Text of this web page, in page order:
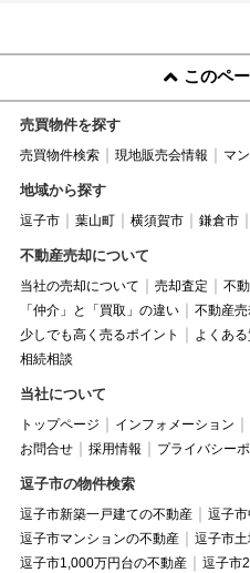
このペ
売買物件を探す
売買物件検索 現地販売会情報 マ
地域から探す
逗子市 葉山町 横須賀市 鎌倉市
不動産売却について
当社の売却について 売却査定
不
「仲介」と「買取」の違い
不動産
少しでも高く売るポイント
よくあ
相続相談
当社について
トップページ インフォメーション
お問合せ
採用情報 プライバシー
逗子市の物件検索
逗子市新築一戸建ての不動産
逗子
逗子市マンションの不動産
逗子市
逗子市1,000万円台の不動産
逗子市